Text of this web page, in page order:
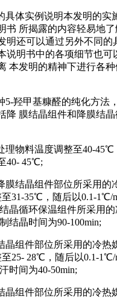
具体实例说明本发明的实
书 所揭露的内容轻易地
明还可以通过另外不同的
说明书中的各项细节也可
本发明的精神下进行各
5‑羟甲基糠醛的纯化方法
降 膜结晶组件和降膜结晶
理物料温度调整至
40‑ 45℃;
膜结晶组件部位所采用的
31‑35℃，随后以0.1‑1℃/
晶循环保温组件所采用
结晶时间为90‑100min;
晶组件部位所采用的冷热
25‑ 28℃，随后以
时间为40‑50min;
晶组件部位所采用的冷热